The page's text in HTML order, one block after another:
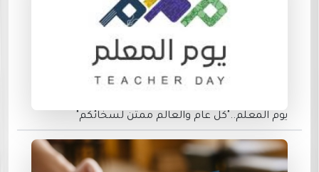
يوم المعلم.."كل عام والعالم ممتن لسخائكم"